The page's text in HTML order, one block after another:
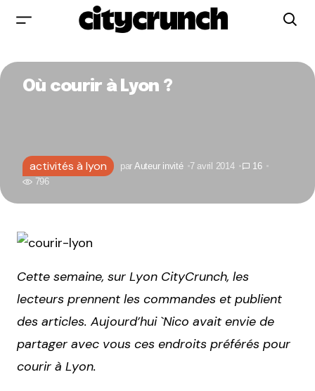
Où courir à Lyon ?
activités à lyon par Auteur invité 7 avril 2014
16
796
Cette semaine, sur Lyon CityCrunch, les
lecteurs prennent les commandes et publient
des articles. Aujourd’hui `Nico avait envie de
partager avec vous ces endroits préférés pour
courir à Lyon.